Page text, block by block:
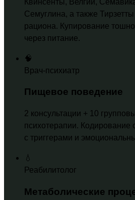
Семуглина, а также
рациона. Купирование
через питание.
🧠
Врач-психиатр
Пищевое поведение
2 консультации + 10
психотерапии. Кодирование
с триггерами и
💧
Реабилитолог
Метаболические